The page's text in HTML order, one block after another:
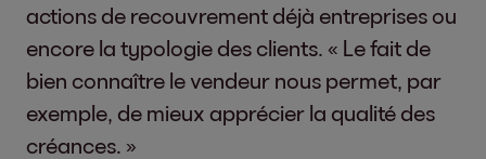
actions de recouvrement déjà entreprises ou
encore la typologie des clients. « Le fait de
bien connaître le vendeur nous permet, par
exemple, de mieux apprécier la qualité des
créances. »